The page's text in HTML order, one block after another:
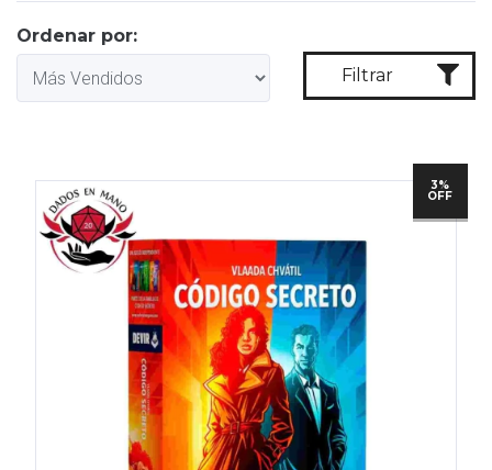
Ordenar por:
Filtrar
3%
OFF